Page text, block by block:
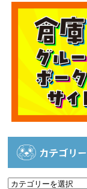
カテゴリー
カ